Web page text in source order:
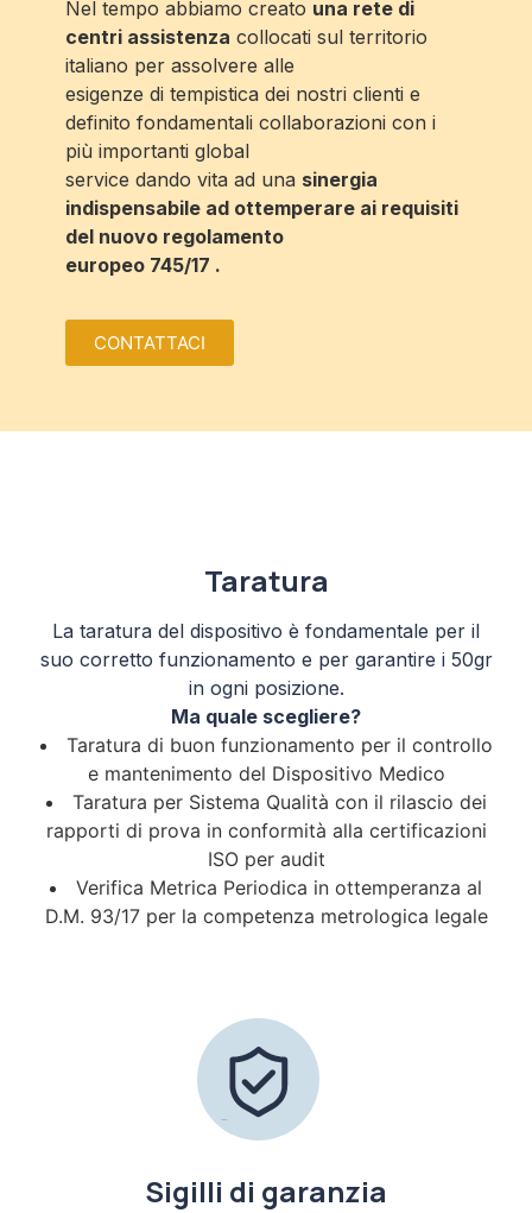
Nel tempo abbiamo creato una rete di
centri assistenza collocati sul territorio
italiano per assolvere alle
esigenze di tempistica dei nostri clienti e
definito fondamentali collaborazioni con i
più importanti global
service dando vita ad una sinergia
indispensabile ad ottemperare ai requisiti
del nuovo regolamento
europeo 745/17 .
CONTATTACI
Taratura
La taratura del dispositivo è fondamentale per il
suo corretto funzionamento e per garantire i 50gr
in ogni posizione.
Ma quale scegliere?
Taratura di buon funzionamento per il controllo
e mantenimento del Dispositivo Medico
Taratura per Sistema Qualità con il rilascio dei
rapporti di prova in conformità alla certificazioni
ISO per audit
Verifica Metrica Periodica in ottemperanza al
D.M. 93/17 per la competenza metrologica legale
Sigilli di garanzia